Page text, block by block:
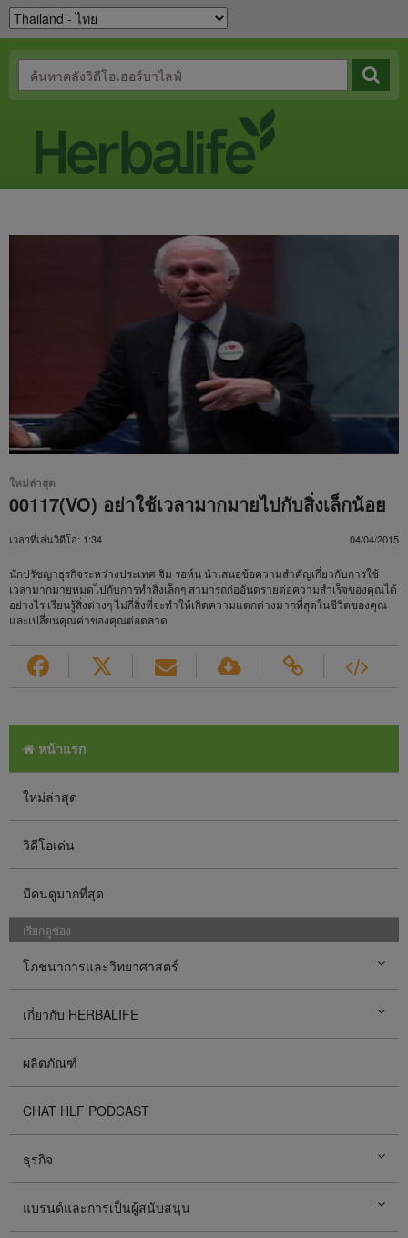
ใหม่ล่าสุด
00117(VO) อย่าใช้เวลามากมายไปกับสิ่งเล็กน้อย
เวลาที่เล่นวิดีโอ: 1:34 04/04/2015
นักปรัชญาธุรกิจระหว่างประเทศ จิม รอห์น นำเสนอข้อความสำคัญเกี่ยวกับการใช้
เวลามากมายหมดไปกับการทำสิ่งเล็กๆ สามารถก่ออันตรายต่อความสำเร็จของคุณได้
อย่างไร เรียนรู้สิ่งต่างๆ ไม่กี่สิ่งที่จะทำให้เกิดความแตกต่างมากที่สุดในชีวิตของคุณ
และเปลี่ยนคุณค่าของคุณต่อตลาด
หน้าแรก
ใหม่ล่าสุด
วิดีโอเด่น
มีคนดูมากที่สุด
เรียกดูช่อง
โภชนาการและวิทยาศาสตร์
เกี่ยวกับ HERBALIFE
ผลิตภัณฑ์
CHAT HLF PODCAST
ธุรกิจ
แบรนด์และการเป็นผู้สนับสนุน